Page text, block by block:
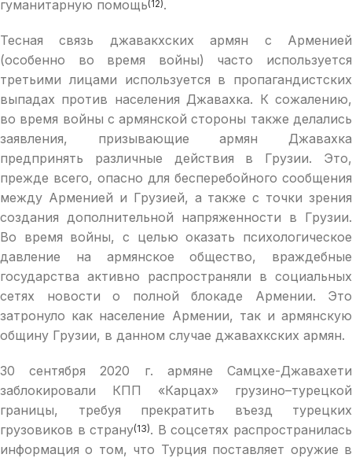
гуманитарную помощь(12).
Тесная связь джавакхских армян с Арменией
(особенно во время войны) часто используется
третьими лицами используется в пропагандистских
выпaдах против населения Джавахка. К сожалению,
во время войны с армянской стороны также делались
заявления, призывающие армян Джавахка
предпринять различные действия в Грузии. Это,
прежде всего, опасно для бесперебойного сообщения
между Арменией и Грузией, а также с точки зрения
создания дополнительной напряженности в Грузии.
Во время войны, с целью оказать психологическое
давление на армянское общество, враждебные
государства активно распространяли в социальных
сетях новости о полной блокаде Армении. Это
затронуло как население Армении, так и армянскую
общину Грузии, в данном случае джавахкских армян.
30 сентября 2020 г. армяне Самцхе-Джавахети
заблокировали КПП «Карцах» грузино–турецкой
границы, требуя прекратить въезд турецких
грузовиков в страну(13). В соцсетях распространилась
информация о том, что Турция поставляет оружие в